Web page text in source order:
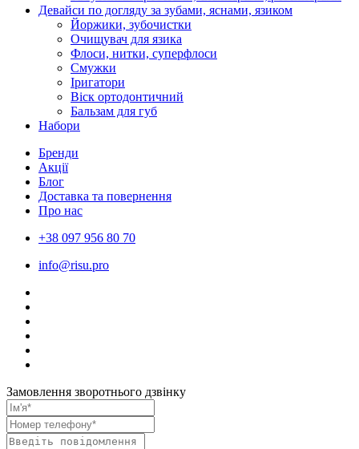
Девайси по догляду за зубами, яснами, язиком
Йоржики, зубочистки
Очищувач для язика
Флоси, нитки, суперфлоси
Смужки
Іригатори
Віск ортодонтичний
Бальзам для губ
Набори
Бренди
Акції
Блог
Доставка та повернення
Про нас
+38 097 956 80 70
info@risu.pro
Замовлення зворотнього дзвінку